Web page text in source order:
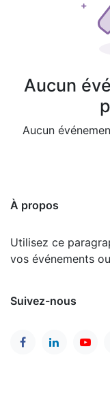
Aucun
Aucun
À propos
Utilisez ce
vos événements
Suivez-nous